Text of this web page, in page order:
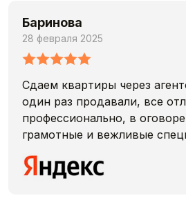
Баринова
28 февраля 2025
Сдаем квартиры через
один раз продавали, все
профессионально, в
грамотные и вежливые